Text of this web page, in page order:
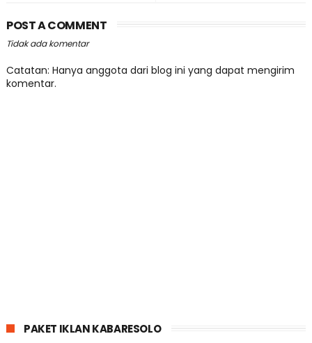
POST A COMMENT
Tidak ada komentar
Catatan: Hanya anggota dari blog ini yang dapat mengirim
komentar.
PAKET IKLAN KABARESOLO